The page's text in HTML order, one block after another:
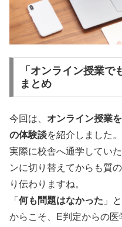
「オンライン授業で
まとめ
今回は、 オンライン授業
の体験談を紹介しました。
実際に校舎へ通学してい
ンに切り替えてからも質
り伝わりますね。
「 何も問題はなかった 」
からこそ、E判定からの